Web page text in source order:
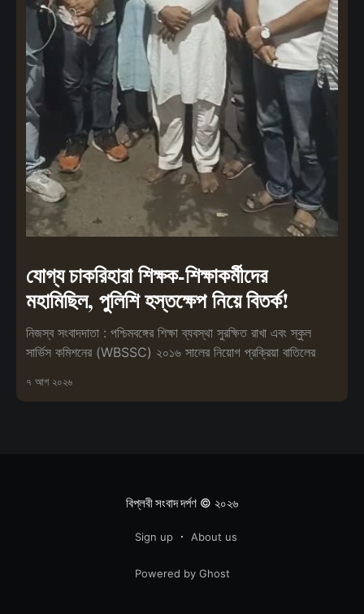
যোগ্য চাকরিহারা শিক্ষক-শিক্ষাকর্মীদের
মহামিছিল, পুলিশি হস্তক্ষেপ নিয়ে বিতর্ক!
নিজস্ব সংবাদদাতা : পশ্চিমবঙ্গের শিক্ষা ব্যবস্থা সুরক্ষিত রাখা এবং স্কুল
সার্ভিস কমিশনের (WBSSC) ২০১৬ সালের নিয়োগ প্রক্রিয়া বাতিলের
৭ আগ ২০২৬
বিপ্লবী সংবাদ দর্পণ© ২০২৬
Sign up About us
Powered by Ghost